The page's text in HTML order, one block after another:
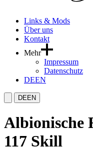
Links & Mods
Über uns
Kontakt
Mehr
Impressum
Datenschutz
DEEN
DEEN
Albionische
117 Skill